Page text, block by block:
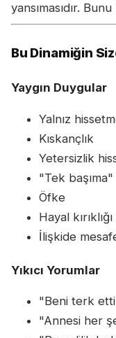
yansımasıdır.
Bu Dinamiğin
Yaygın Duygular
Yalnız
Kıskançlık
Yetersizlik
"Tek
Öfke
Hayal kırıklığı
İlişkide
Yıkıcı Yorumlar
"Beni terk
"Annesi her